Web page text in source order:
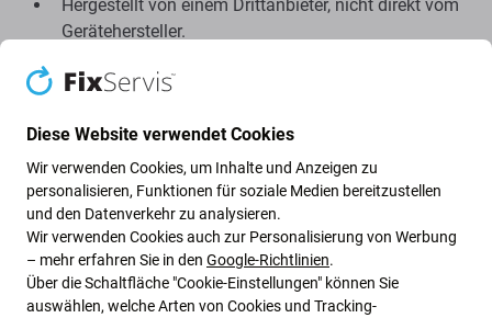
Hergestellt von einem Drittanbieter, nicht direkt vom
Gerätehersteller.
Aussehen auf.
zum Original-Herstellerdisplay aufgeführt.
Vorteile:
Niedriger Preis
Mit LCD-Technologie
Diese Website verwendet Cookies
Wir verwenden Cookies, um Inhalte und Anzeigen zu
personalisieren, Funktionen für soziale Medien bereitzustellen
und den Datenverkehr zu analysieren.
Wir verwenden Cookies auch zur Personalisierung von Werbung
– mehr erfahren Sie in den Google-Richtlinien.
Über die Schaltfläche "Cookie-Einstellungen" können Sie
auswählen, welche Arten von Cookies und Tracking-